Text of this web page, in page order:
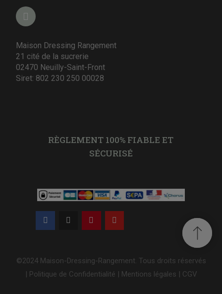
Maison Dressing Rangement
21 cité de la sucrerie
02470 Neuilly-Saint-Front
Siret: 802 230 250 00028
RÈGLEMENT 100% FIABLE ET
SÉCURISÉ
©2024 Maison-Dressing-Rangement. Tous droits réservés
| Politique de Confidentialité | Mentions légales | CGV